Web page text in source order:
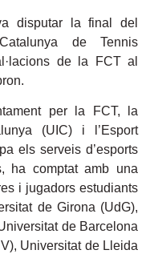
disputar la final del
de Tennis
de la FCT al
per la FCT, la
(UIC) i l’Esport
els serveis d’esports
ha comptat amb una
i jugadors estudiants
de Girona (UdG),
de Barcelona
Universitat de Lleida